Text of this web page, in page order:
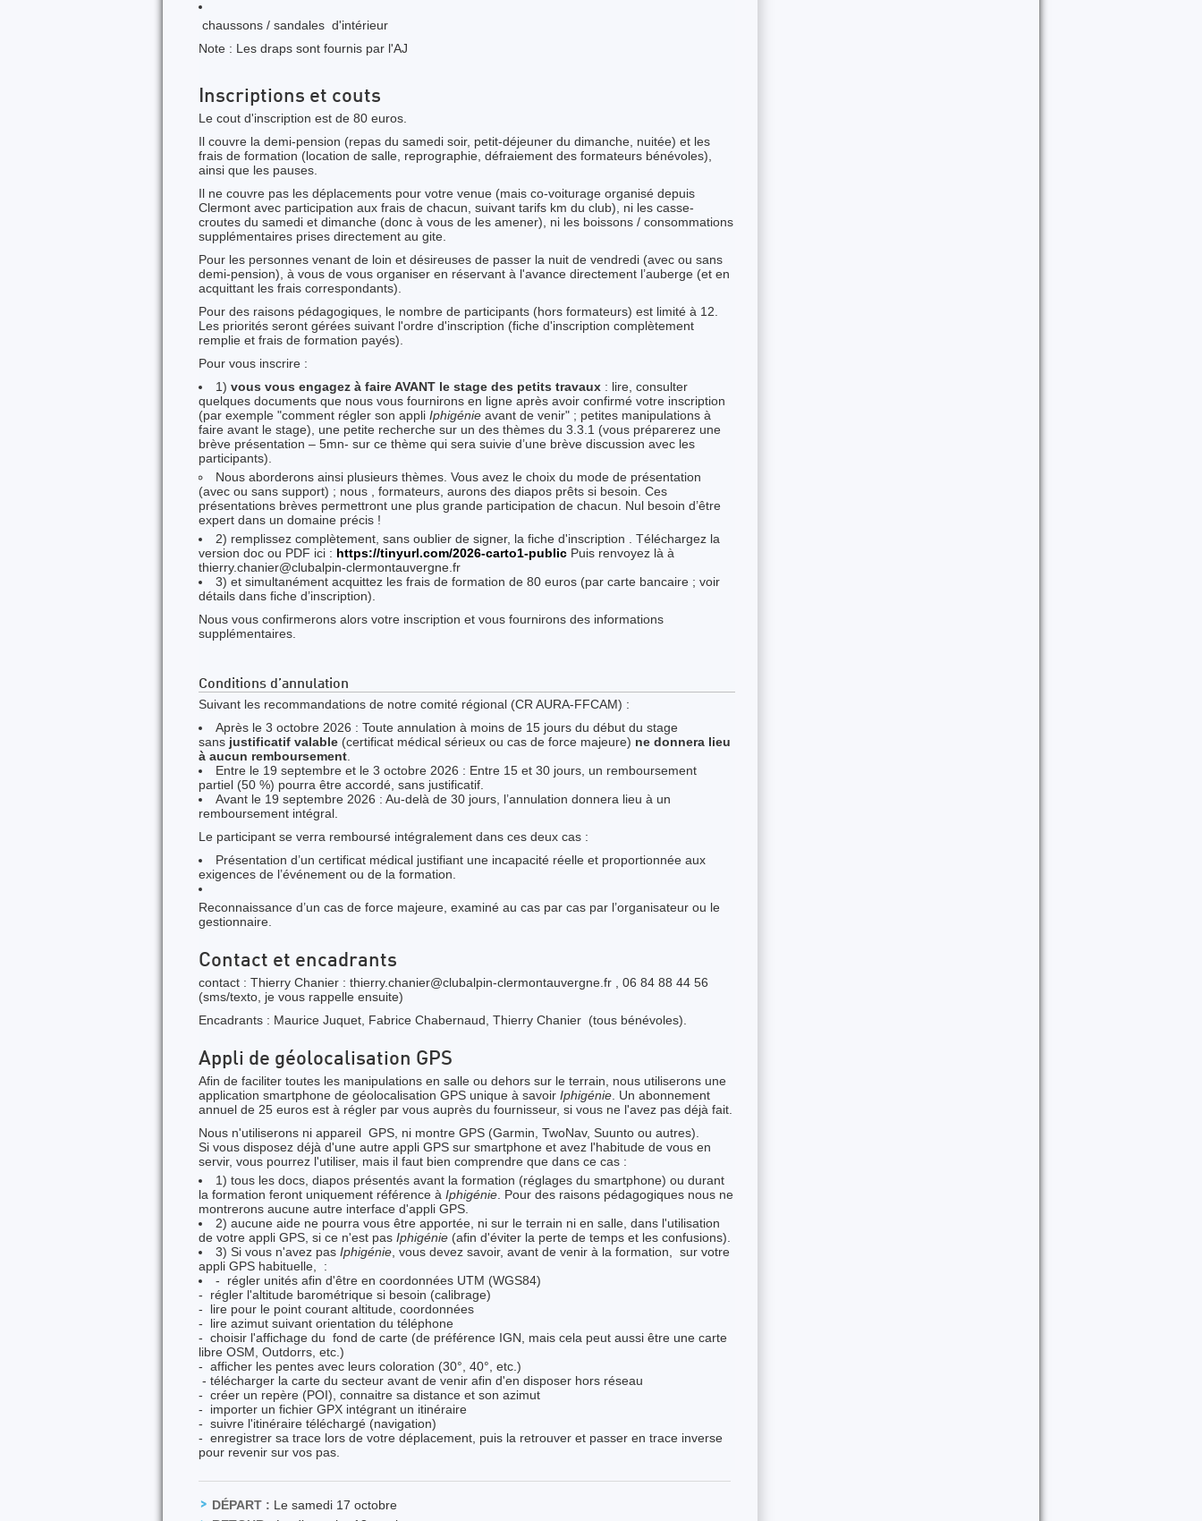
chaussons / sandales d'intérieur
Note : Les draps sont fournis par l'AJ
Inscriptions et couts
Le cout d'inscription est de 80 euros.
Il couvre la demi-pension (repas du samedi soir, petit-déjeuner du dimanche, nuitée) et les
frais de formation (location de salle, reprographie, défraiement des formateurs bénévoles),
ainsi que les pauses.
Il ne couvre pas les déplacements pour votre venue (mais co-voiturage organisé depuis
Clermont avec participation aux frais de chacun, suivant tarifs km du club), ni les casse-
croutes du samedi et dimanche (donc à vous de les amener), ni les boissons / consommations
supplémentaires prises directement au gite.
Pour les personnes venant de loin et désireuses de passer la nuit de vendredi (avec ou sans
demi-pension), à vous de vous organiser en réservant à l'avance directement l’auberge (et en
acquittant les frais correspondants).
Pour des raisons pédagogiques, le nombre de participants (hors formateurs) est limité à 12.
Les priorités seront gérées suivant l'ordre d'inscription (fiche d'inscription complètement
remplie et frais de formation payés).
Pour vous inscrire :
1)vous vous engagez à faire AVANT le stage des petits travaux : lire, consulter
quelques documents que nous vous fournirons en ligne après avoir confirmé votre inscription
(par exemple "comment régler son appli Iphigénie avant de venir" ; petites manipulations à
faire avant le stage), une petite recherche sur un des thèmes du 3.3.1 (vous préparerez une
brève présentation – 5mn- sur ce thème qui sera suivie d’une brève discussion avec les
participants).
Nous aborderons ainsi plusieurs thèmes. Vous avez le choix du mode de présentation
(avec ou sans support) ; nous , formateurs, aurons des diapos prêts si besoin. Ces
présentations brèves permettront une plus grande participation de chacun. Nul besoin d’être
expert dans un domaine précis !
2) remplissez complètement, sans oublier de signer, la fiche d'inscription . Téléchargez la
version doc ou PDF ici : https://tinyurl.com/2026-carto1-public Puis renvoyez là à
thierry.chanier@clubalpin-clermontauvergne.fr
3) et simultanément acquittez les frais de formation de 80 euros (par carte bancaire ; voir
détails dans fiche d’inscription).
Nous vous confirmerons alors votre inscription et vous fournirons des informations
supplémentaires.
Conditions d’annulation
Suivant les recommandations de notre comité régional (CR AURA-FFCAM) :
Après le 3 octobre 2026 : Toute annulation à moins de 15 jours du début du stage
sans justificatif valable (certificat médical sérieux ou cas de force majeure) ne donnera lieu
à aucun remboursement
Entre le 19 septembre et le 3 octobre 2026 : Entre 15 et 30 jours, un remboursement
partiel (50 %) pourra être accordé, sans justificatif.
Avant le 19 septembre 2026 : Au-delà de 30 jours, l’annulation donnera lieu à un
remboursement intégral.
Le participant se verra remboursé intégralement dans ces deux cas :
Présentation d’un certificat médical justifiant une incapacité réelle et proportionnée aux
exigences de l’événement ou de la formation.
Reconnaissance d’un cas de force majeure, examiné au cas par cas par l’organisateur ou le
gestionnaire.
Contact et encadrants
contact : Thierry Chanier : thierry.chanier@clubalpin-clermontauvergne.fr , 06 84 88 44 56
(sms/texto, je vous rappelle ensuite)
Encadrants : Maurice Juquet, Fabrice Chabernaud, Thierry Chanier (tous bénévoles).
Appli de géolocalisation GPS
Afin de faciliter toutes les manipulations en salle ou dehors sur le terrain, nous utiliserons une
application smartphone de géolocalisation GPS unique à savoir Iphigénie . Un abonnement
annuel de 25 euros est à régler par vous auprès du fournisseur, si vous ne l'avez pas déjà fait.
Nous n'utiliserons ni appareil GPS, ni montre GPS (Garmin, TwoNav, Suunto ou autres).
Si vous disposez déjà d'une autre appli GPS sur smartphone et avez l'habitude de vous en
servir, vous pourrez l'utiliser, mais il faut bien comprendre que dans ce cas :
1) tous les docs, diapos présentés avant la formation (réglages du smartphone) ou durant
la formation feront uniquement référence à Iphigénie . Pour des raisons pédagogiques nous ne
montrerons aucune autre interface d'appli GPS.
2) aucune aide ne pourra vous être apportée, ni sur le terrain ni en salle, dans l'utilisation
de votre appli GPS, si ce n'est pas Iphigénie (afin d'éviter la perte de temps et les confusions).
3) Si vous n'avez pasIphigénie , vous devez savoir, avant de venir à la formation, sur votre
appli GPS habituelle, :
- régler unités afin d'être en coordonnées UTM (WGS84)
- régler l'altitude barométrique si besoin (calibrage)
- lire pour le point courant altitude, coordonnées
- lire azimut suivant orientation du téléphone
- choisir l'affichage du fond de carte (de préférence IGN, mais cela peut aussi être une carte
libre OSM, Outdorrs, etc.)
- afficher les pentes avec leurs coloration (30°, 40°, etc.)
- télécharger la carte du secteur avant de venir afin d'en disposer hors réseau
- créer un repère (POI), connaitre sa distance et son azimut
- importer un fichier GPX intégrant un itinéraire
- suivre l'itinéraire téléchargé (navigation)
- enregistrer sa trace lors de votre déplacement, puis la retrouver et passer en trace inverse
pour revenir sur vos pas.
DÉPART : Le samedi 17 octobre